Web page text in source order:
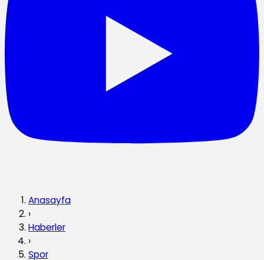
Anasayfa
›
Haberler
›
Spor